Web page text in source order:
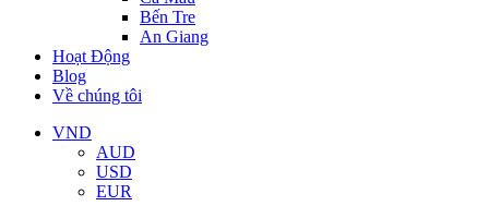
Bến Tre
An Giang
Hoạt Động
Blog
Về chúng tôi
VND
AUD
USD
EUR